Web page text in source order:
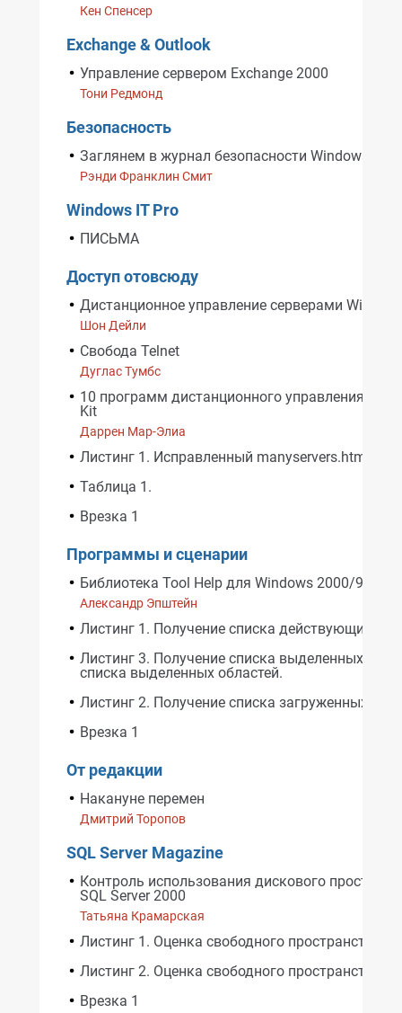
Кен Cпенсер
Exchange & Outlook
Управление сервером Exchange 2000
Тони Редмонд
Безопасность
Заглянем в журнал безопасности Windows
Рэнди Франклин Смит
Windows IT Pro
ПИСЬМА
Доступ отовсюду
Дистанционное управление серверами
Шон Дейли
Свобода Telnet
Дуглас Тумбс
10 программ дистанционного управления из
Kit
Даррен Мар-Элиа
Листинг 1. Исправленный manyservers.htm.
Таблица 1.
Врезка 1
Программы и сценарии
Библиотека Tool Help для Windows 2000/9х
Александр Эпштейн
Листинг 1. Получение списка действующих
Листинг 3. Получение списка выделенных
списка выделенных областей.
Листинг 2. Получение списка загруженных
Врезка 1
От редакции
Накануне перемен
Дмитрий Торопов
SQL Server Magazine
Контроль использования дискового
SQL Server 2000
Татьяна Крамарская
Листинг 1. Оценка свободного пространства
Листинг 2. Оценка свободного пространства в
Врезка 1